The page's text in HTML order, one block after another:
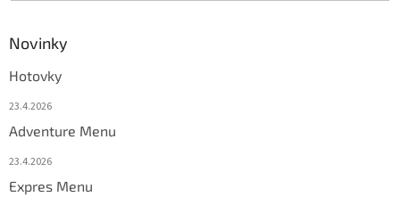
Novinky
Hotovky
23.4.2026
Adventure Menu
23.4.2026
Expres Menu